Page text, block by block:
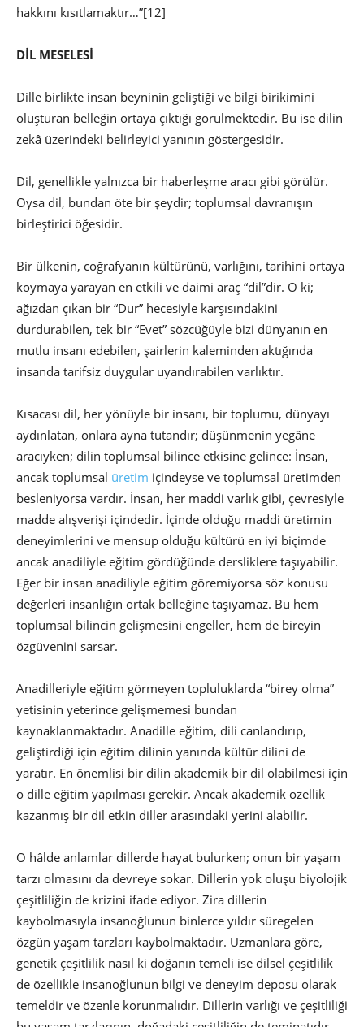
hakkını kısıtlamaktır…”[12]
DİL MESELESİ
Dille birlikte insan beyninin geliştiği ve bilgi birikimini
oluşturan belleğin ortaya çıktığı görülmektedir. Bu ise dilin
zekâ üzerindeki belirleyici yanının göstergesidir.
Dil, genellikle yalnızca bir haberleşme aracı gibi görülür.
Oysa dil, bundan öte bir şeydir; toplumsal davranışın
birleştirici öğesidir.
Bir ülkenin, coğrafyanın kültürünü, varlığını, tarihini ortaya
koymaya yarayan en etkili ve daimi araç “dil”dir. O ki;
ağızdan çıkan bir “Dur” hecesiyle karşısındakini
durdurabilen, tek bir “Evet” sözcüğüyle bizi dünyanın en
mutlu insanı edebilen, şairlerin kaleminden aktığında
insanda tarifsiz duygular uyandırabilen varlıktır.
Kısacası dil, her yönüyle bir insanı, bir toplumu, dünyayı
aydınlatan, onlara ayna tutandır; düşünmenin yegâne
aracıyken; dilin toplumsal bilince etkisine gelince: İnsan,
ancak toplumsal üretim içindeyse ve toplumsal üretimden
besleniyorsa vardır. İnsan, her maddi varlık gibi, çevresiyle
madde alışverişi içindedir. İçinde olduğu maddi üretimin
deneyimlerini ve mensup olduğu kültürü en iyi biçimde
ancak anadiliyle eğitim gördüğünde dersliklere taşıyabilir.
Eğer bir insan anadiliyle eğitim göremiyorsa söz konusu
değerleri insanlığın ortak belleğine taşıyamaz. Bu hem
toplumsal bilincin gelişmesini engeller, hem de bireyin
özgüvenini sarsar.
Anadilleriyle eğitim görmeyen topluluklarda “birey olma”
yetisinin yeterince gelişmemesi bundan
kaynaklanmaktadır. Anadille eğitim, dili canlandırıp,
geliştirdiği için eğitim dilinin yanında kültür dilini de
yaratır. En önemlisi bir dilin akademik bir dil olabilmesi için
o dille eğitim yapılması gerekir. Ancak akademik özellik
kazanmış bir dil etkin diller arasındaki yerini alabilir.
O hâlde anlamlar dillerde hayat bulurken; onun bir yaşam
tarzı olmasını da devreye sokar. Dillerin yok oluşu biyolojik
çeşitliliğin de krizini ifade ediyor. Zira dillerin
kaybolmasıyla insanoğlunun binlerce yıldır süregelen
özgün yaşam tarzları kaybolmaktadır. Uzmanlara göre,
genetik çeşitlilik nasıl ki doğanın temeli ise dilsel çeşitlilik
de özellikle insanoğlunun bilgi ve deneyim deposu olarak
temeldir ve özenle korunmalıdır. Dillerin varlığı ve çeşitliliği